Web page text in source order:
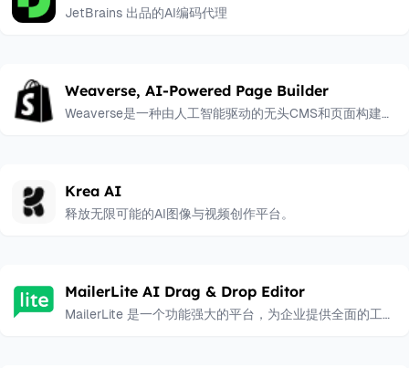
JetBrains 出品的AI编码代理
Weaverse, AI-Powered Page Builder
Weaverse是一种由人工智能驱动的无头CMS和页面构建
Krea AI
释放无限可能的AI图像与视频创作平台。
MailerLite AI Drag & Drop Editor
MailerLite 是一个功能强大的平台，为企业提供全面的工具